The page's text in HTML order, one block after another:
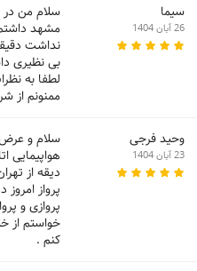
سیما
26 آبان 1404
مشهد
نداشت
بی نظیری
لطفا به
ممنونم از
وحید فرجی
23 آبان 1404
سلام و
دیقه از
پرواز
پروازی و
خواستم از
کنم .